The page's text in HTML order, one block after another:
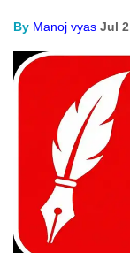
By Manoj vyas Jul